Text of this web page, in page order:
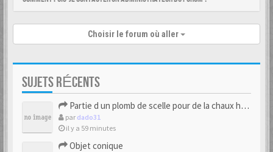
Choisir le forum où aller
SUJETS RÉCENTS
Partie d un plomb de scelle pour de la chaux hydraulique
par dado31
il y a 59 minutes
Objet conique